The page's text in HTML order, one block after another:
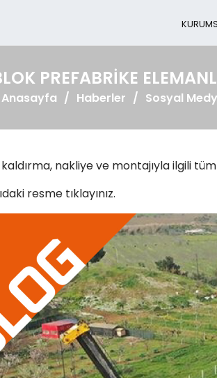
PREFABRIKE
Anasayfa Haberler Sosyal
nakliye ve montajıyla ilgili
resme tıklayınız.